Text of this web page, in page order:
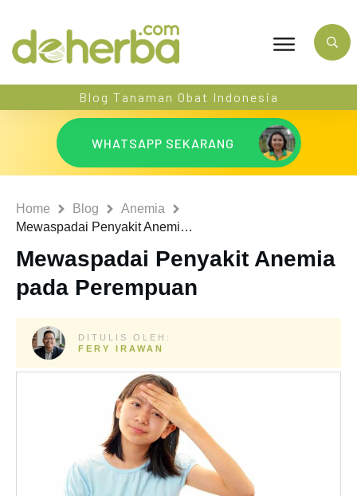
Blog Tanaman Obat Indonesia
WHATSAPP SEKARANG
Home Blog
Anemia
Mewaspadai Penyakit Anemia pada Perempuan
Mewaspadai Penyakit Anemia
pada Perempuan
DITULIS OLEH:
FERY IRAWAN